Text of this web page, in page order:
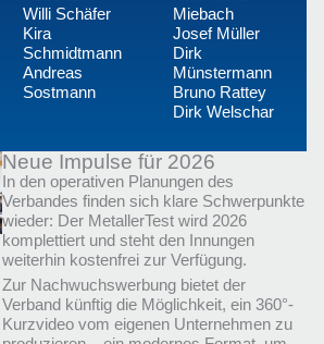
Willi Schäfer
Kira
Schmidtmann
Andreas
Sostmann
Miebach
Josef Müller
Dirk
Münstermann
Bruno Rattey
Dirk Welschar
Neue Impulse für 2026
In den operativen Planungen des
Verbandes finden sich klare Schwerpunkte
wieder: Der MetallerTest wird 2026
komplettiert und steht den Innungen
weiterhin kostenfrei zur Verfügung.
Zur Nachwuchswerbung bietet der
Verband künftig die Möglichkeit, ein 360°-
Kurzvideo vom eigenen Unternehmen zu